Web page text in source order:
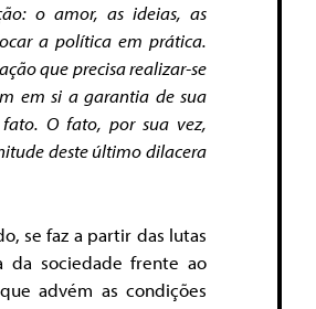
o amor, as ideias, as
a política em prática.
que precisa realizar-se
em si a garantia de sua
O fato, por sua vez,
deste último dilacera
se faz a partir das lutas
da sociedade frente ao
advém as condições